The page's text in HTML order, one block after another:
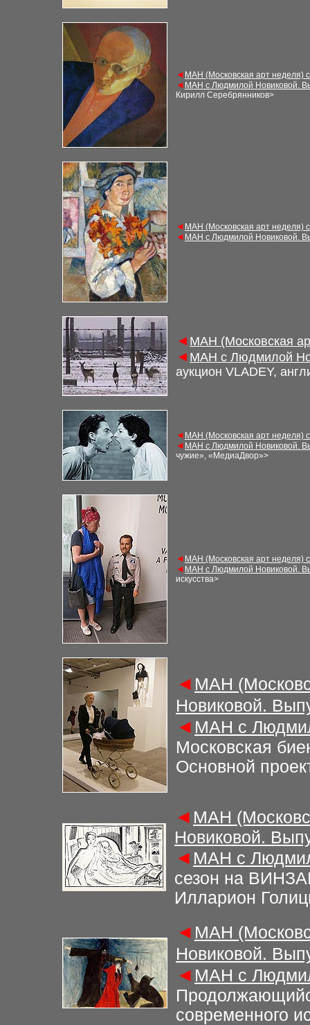
◄ МАН (Московская арт неделя)
◄ МАН с Людмилой Новиковой.
Кирилл Серебрянников>
◄ МАН (Московская арт неделя)
◄ МАН с Людмилой Новиковой.
◄ МАН (Московская
◄ МАН с Людмилой
аукцион VLADEY,
◄ МАН (Московская арт неделя)
◄ МАН с Людмилой Новиковой.
чужие», «МедиаДвор»>
◄ МАН (Московская арт неделя)
◄ МАН с Людмилой Новиковой.
искусства>
◄ МАН
Новиковой.
◄ МАН с
Московская
Основной
◄ МАН
Новиковой.
◄ МАН с
сезон на
Илларион
◄ МАН
Новиковой.
◄ МАН с
современного